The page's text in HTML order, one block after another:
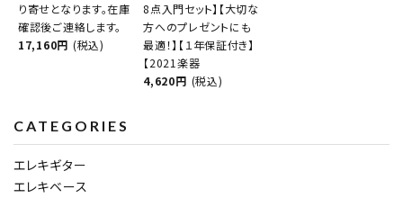
り寄せとなります。在庫
確認後ご連絡します。
17,160円 (税込)
8点入門セット】【大切な
方へのプレゼントにも
最適！】【１年保証付き】
【2021楽器
4,620円 (税込)
CATEGORIES
エレキギター
エレキベース